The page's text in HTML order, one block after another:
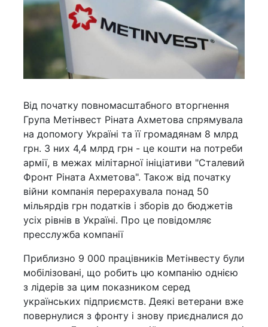
Від початку повномасштабного вторгнення
Група Метінвест Ріната Ахметова спрямувала
на допомогу Україні та її громадянам 8 млрд
грн. З них 4,4 млрд грн - це кошти на потреби
армії, в межах мілітарної ініціативи "Сталевий
Фронт Ріната Ахметова". Також від початку
війни компанія перерахувала понад 50
мільярдів грн податків і зборів до бюджетів
усіх рівнів в Україні. Про це повідомляє
пресслужба компанії
Приблизно 9 000 працівників Метінвесту були
мобілізовані, що робить цю компанію однією
з лідерів за цим показником серед
українських підприємств. Деякі ветерани вже
повернулися з фронту і знову приєдналися до